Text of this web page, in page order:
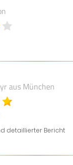
aus München
detaillierter Bericht